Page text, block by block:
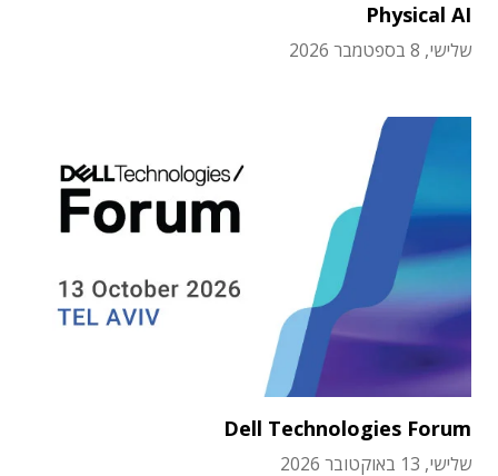
Physical AI
שלישי, 8 בספטמבר 2026
Dell Technologies Forum
שלישי, 13 באוקטובר 2026